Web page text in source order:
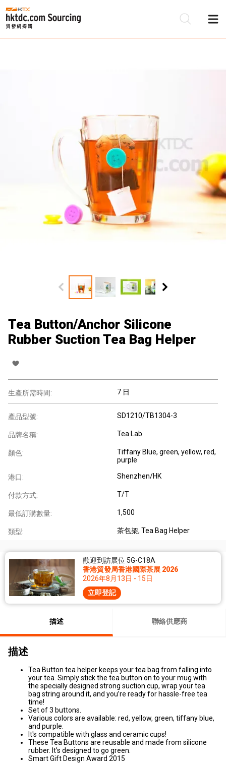
Tea Button/Anchor Silicone
Rubber Suction Tea Bag Helper
生產所需時間: 7 日
產品型號: SD1210/TB1304-3
品牌名稱: Tea Lab
顏色:
Tiffany Blue, green, yellow, red,
purple
港口: Shenzhen/HK
付款方式: T/T
最低訂購數量: 1,500
類型: 茶包架, Tea Bag Helper
歡迎到訪展位 5G-C18A
香港貿發局香港國際茶展 2026
2026年8月13日 - 15日
立即登記
描述 聯絡供應商
描述
Tea Button tea helper keeps your tea bag from falling into
your tea. Simply stick the tea button on to your mug with
the specially designed strong suction cup, wrap your tea
bag string around it, and you’re ready for hassle-free tea
time!
Set of 3 buttons.
Various colors are available: red, yellow, green, tiffany blue,
and purple.
It's compatible with glass and ceramic cups!
These Tea Buttons are reusable and made from silicone
rubber. It’s designed to go green.
Smart Gift Design Award 2015